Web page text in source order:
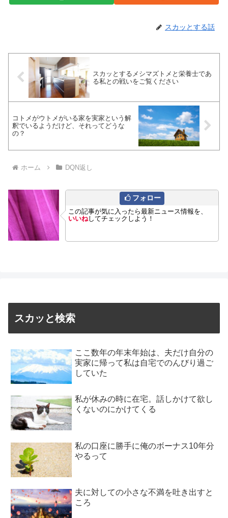
スカッとする話
スカッとするメシマズトメと栄養士であ
る私との戦いをご覧ください
コトメがウトメがいる家を実家という解
釈でいるようだけど、それってどうな
の？
ホーム DQN返し
フォロー
この記事が気に入ったら最新ニュース情報を、
いいねしてチェックしよう！
スカッと検索
ここ数年の年末年始は、夫だけ自分の
実家に帰って私は自宅でのんびり過ご
していた
私が休みの時に在宅。話しかけて欲し
くないのにかけてくる
私の口座に勝手に俺のボーナス10年分
やるって
夫に対しての小さな不満を吐き出すと
ころ